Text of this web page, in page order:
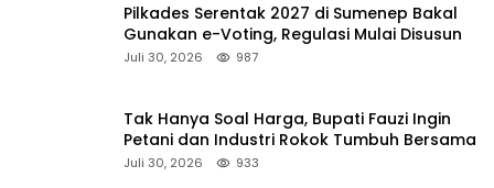
Pilkades Serentak 2027 di Sumenep Bakal
Gunakan e-Voting, Regulasi Mulai Disusun
Juli 30, 2026 987
Tak Hanya Soal Harga, Bupati Fauzi Ingin
Petani dan Industri Rokok Tumbuh Bersama
Juli 30, 2026 933